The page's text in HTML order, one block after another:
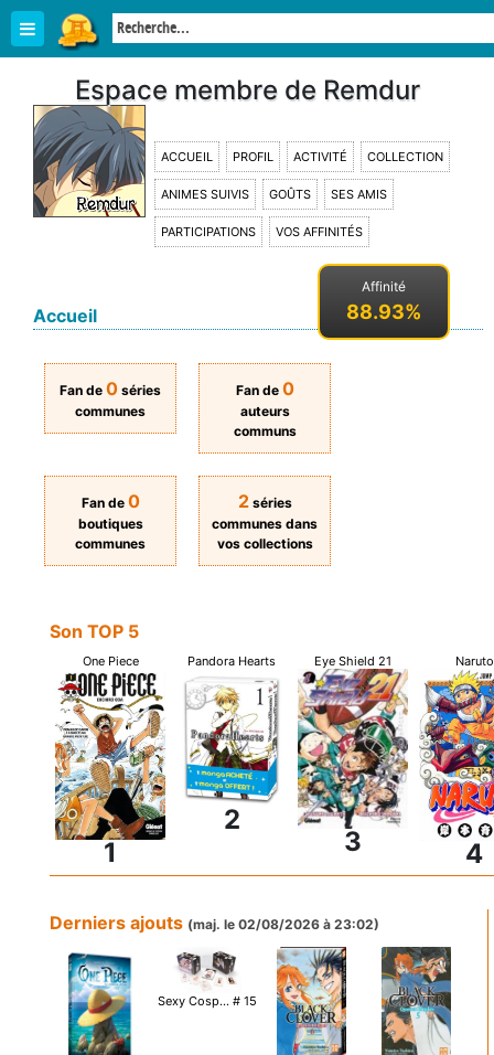
Espace membre de Remdur
ACCUEIL PROFIL ACTIVITÉ COLLECTION
ANIMES SUIVIS GOÛTS SES AMIS
PARTICIPATIONS VOS AFFINITÉS
Affinité
88.93%
Accueil
Fan de 0 séries
communes
Fan de 0
auteurs
communs
Fan de 0
boutiques
communes
2séries
communes dans
vos collections
Son TOP 5
One Piece
1
Pandora Hearts
2
Eye Shield 21
3
Naruto
4
Derniers ajouts (maj. le 02/08/2026 à 23:02)
Sexy Cosp... # 15